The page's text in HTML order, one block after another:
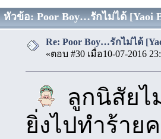
หัวข้อ: Poor Boy…รักไม่ได้ [Yaoi
Re: Poor Boy…รักไม่ได้
«ตอบ #30 เมื่อ10-07-2016
ลูกนิสัยไ
ยิ่งไปทำร้าย